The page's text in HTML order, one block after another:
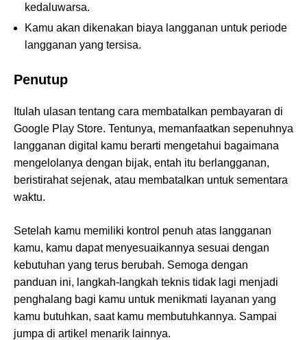
kedaluwarsa.
Kamu akan dikenakan biaya langganan untuk periode
langganan yang tersisa.
Penutup
Itulah ulasan tentang cara membatalkan pembayaran di
Google Play Store. Tentunya, memanfaatkan sepenuhnya
langganan digital kamu berarti mengetahui bagaimana
mengelolanya dengan bijak, entah itu berlangganan,
beristirahat sejenak, atau membatalkan untuk sementara
waktu.
Setelah kamu memiliki kontrol penuh atas langganan
kamu, kamu dapat menyesuaikannya sesuai dengan
kebutuhan yang terus berubah. Semoga dengan
panduan ini, langkah-langkah teknis tidak lagi menjadi
penghalang bagi kamu untuk menikmati layanan yang
kamu butuhkan, saat kamu membutuhkannya. Sampai
jumpa di artikel menarik lainnya.